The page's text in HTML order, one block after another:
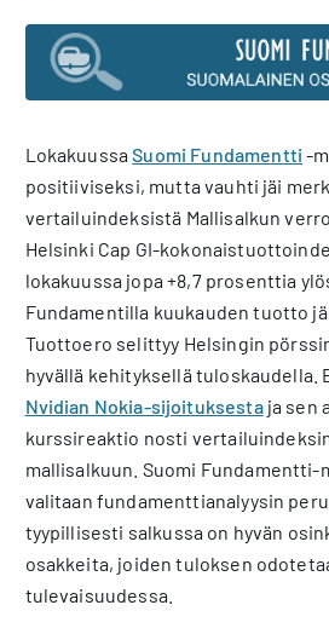
LokakuussaSuomi Fundamentti -
positiiviseksi, mutta vauhti jäi
vertailuindeksistä Mallisalkun
Helsinki Cap GI-
lokakuussa jopa +8,7 prosenttia
Fundamentilla kuukauden tuotto
Tuottoero selittyy Helsingin
hyvällä kehityksellä tuloskaudella.
Nvidian Nokia-sijoituksestaja sen
kurssireaktio nosti
mallisalkuun. Suomi Fundamentti-
valitaan fundamenttianalyysin
tyypillisesti salkussa on hyvän
osakkeita, joiden tuloksen
tulevaisuudessa.